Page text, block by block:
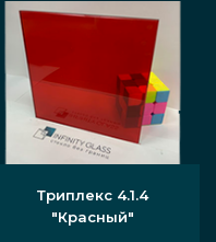
Триплекс 4.1.4
"Красный"